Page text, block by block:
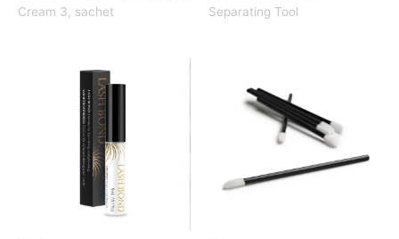
Cream 3, sachet
Separating Tool